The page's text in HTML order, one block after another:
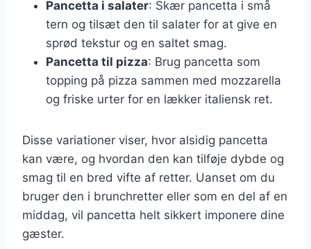
Pancetta i salater: Skær pancetta i små
tern og tilsæt den til salater for at give en
sprød tekstur og en saltet smag.
Pancetta til pizza: Brug pancetta som
topping på pizza sammen med mozzarella
og friske urter for en lækker italiensk ret.
Disse variationer viser, hvor alsidig pancetta
kan være, og hvordan den kan tilføje dybde og
smag til en bred vifte af retter. Uanset om du
bruger den i brunchretter eller som en del af en
middag, vil pancetta helt sikkert imponere dine
gæster.